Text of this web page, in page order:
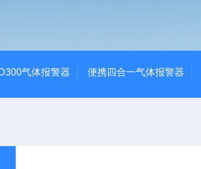
气体报警器 便携四合一气体报警器